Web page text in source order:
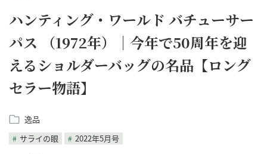
ハンティング・ワールド バチューサー
パス （1972年）｜今年で50周年を迎
えるショルダーバッグの名品【ロング
セラー物語】
逸品
サライの眼
2022年5月号